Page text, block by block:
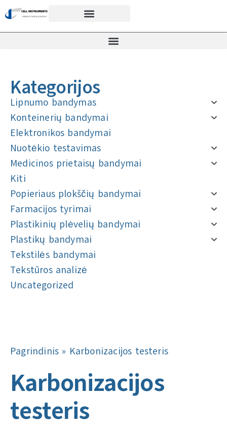
Kategorijos
Lipnumo bandymas
Konteinerių bandymai
Elektronikos bandymai
Nuotėkio testavimas
Medicinos prietaisų bandymai
Kiti
Popieriaus plokščių bandymai
Farmacijos tyrimai
Plastikinių plėvelių bandymai
Plastikų bandymai
Tekstilės bandymai
Tekstūros analizė
Uncategorized
Pagrindinis » Karbonizacijos testeris
Karbonizacijos
testeris